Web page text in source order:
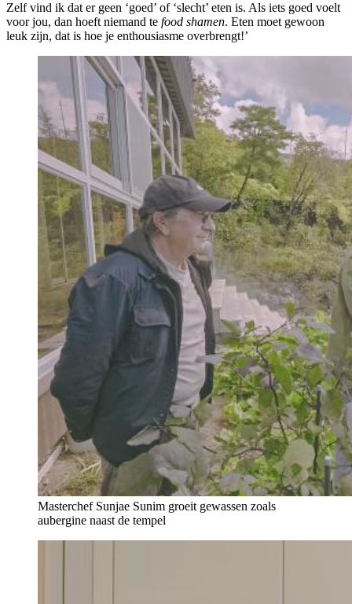
Zelf vind ik dat er geen ‘goed’ of ‘slecht’ eten is. Als iets goed voelt
voor jou, dan hoeft niemand te food shamen. Eten moet gewoon
leuk zijn, dat is hoe je enthousiasme overbrengt!’
Masterchef Sunjae Sunim groeit gewassen zoals
aubergine naast de tempel